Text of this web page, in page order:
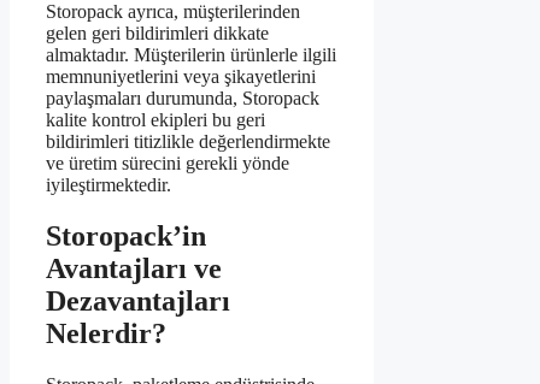
Storopack ayrıca, müşterilerinden
gelen geri bildirimleri dikkate
almaktadır. Müşterilerin ürünlerle ilgili
memnuniyetlerini veya şikayetlerini
paylaşmaları durumunda, Storopack
kalite kontrol ekipleri bu geri
bildirimleri titizlikle değerlendirmekte
ve üretim sürecini gerekli yönde
iyileştirmektedir.
Storopack’in
Avantajları ve
Dezavantajları
Nelerdir?